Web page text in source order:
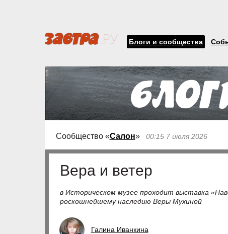
Блоги и сообщества
Сообщество «Салон» 00:15 7 июля 2026
Вера и ветер
в Историческом музее проходит выставка
роскошнейшему наследию Веры Мухиной
Галина Иванкина